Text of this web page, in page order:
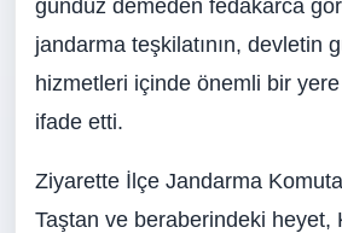
gündüz demeden fedakârca
jandarma teşkilatının, devletin
hizmetleri içinde önemli bir
ifade etti.
Ziyarette İlçe Jandarma
Taştan ve beraberindeki heyet,